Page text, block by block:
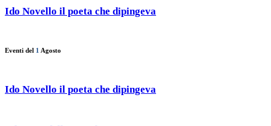
Ido Novello il poeta che dipingeva
Eventi del 1 Agosto
Ido Novello il poeta che dipingeva